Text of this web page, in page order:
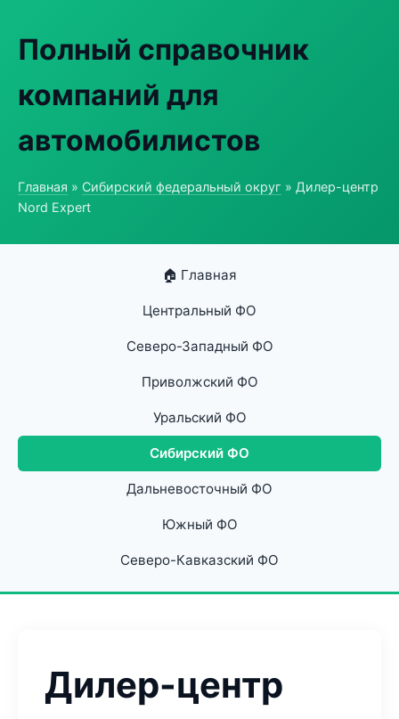
Полный справочник
компаний для
автомобилистов
Главная » Сибирский федеральный округ » Дилер-центр
Nord Expert
🏠 Главная
Центральный ФО
Северо-Западный ФО
Приволжский ФО
Уральский ФО
Сибирский ФО
Дальневосточный ФО
Южный ФО
Северо-Кавказский ФО
Дилер-центр